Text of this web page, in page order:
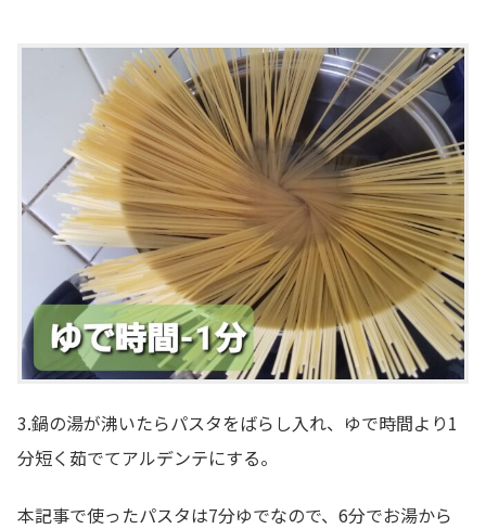
3.鍋の湯が沸いたらパスタをばらし入れ、ゆで時間より1
分短く茹でてアルデンテにする。
本記事で使ったパスタは7分ゆでなので、6分でお湯から